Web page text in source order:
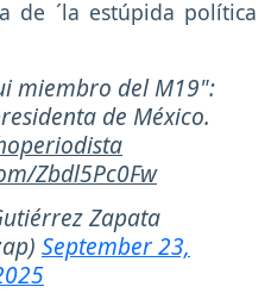
de ´la estúpida política
miembro del M19":
de México.
Zbdl5Pc0Fw
Zapata
September 23,